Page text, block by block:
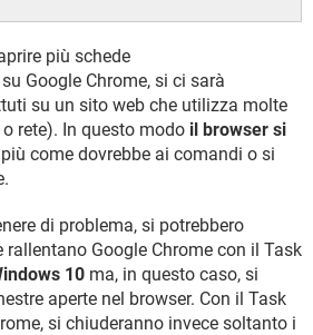
più schede
Google Chrome, si ci sarà
su un sito web che utilizza molte
rete). In questo modo il browser si
come dovrebbe ai comandi o si
di problema, si potrebbero
rallentano Google Chrome con il Task
10 ma, in questo caso, si
aperte nel browser. Con il Task
si chiuderanno invece soltanto i